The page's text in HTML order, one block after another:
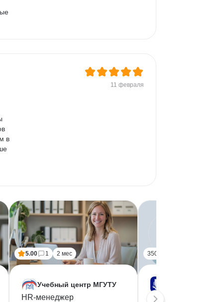
11 февраля
в
5.00 1 2 мес
Учебный центр МГУТУ
HR-менеджер
350 час
Специалист по